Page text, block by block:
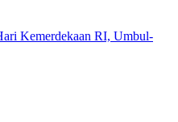
Kemerdekaan RI, Umbul-